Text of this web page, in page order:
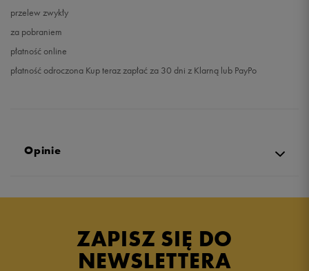
przelew zwykły
za pobraniem
płatność online
płatność odroczona Kup teraz zapłać za 30 dni z Klarną lub PayPo
Opinie
ZAPISZ SIĘ DO
NEWSLETTERA